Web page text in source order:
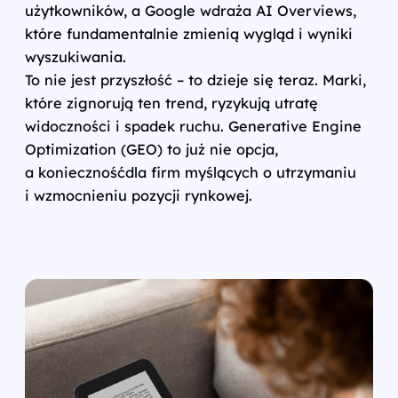
użytkowników, a Google wdraża AI Overviews,
które fundamentalnie zmienią wygląd i wyniki
wyszukiwania.
To nie jest przyszłość – to dzieje się teraz. Marki,
które zignorują ten trend, ryzykują utratę
widoczności i spadek ruchu. Generative Engine
Optimization (GEO) to już nie opcja,
a koniecznośćdla firm myślących o utrzymaniu
i wzmocnieniu pozycji rynkowej.